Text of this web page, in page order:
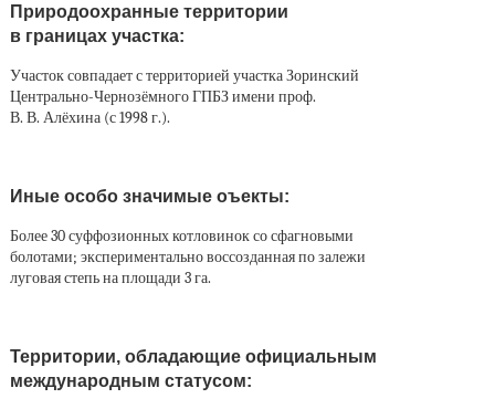
Природоохранные территории
в границах участка:
Участок совпадает с территорией участка Зоринский
Центрально-Чернозёмного ГПБЗ имени проф.
В. В. Алёхина (с 1998 г.).
Иные особо значимые оъекты:
Более 30 суффозионных котловинок со сфагновыми
болотами; экспериментально воссозданная по залежи
луговая степь на площади 3 га.
Территории, обладающие официальным
международным статусом: